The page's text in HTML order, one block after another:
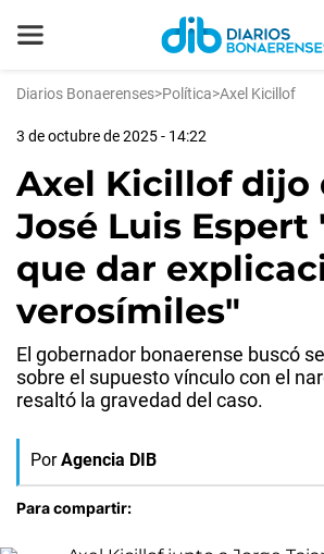
Diarios Bonaerenses>Política>Axel Kicillof
3 de octubre de 2025 - 14:22
Axel Kicillof dijo
José Luis
que dar
verosímiles"
El gobernador bonaerense buscó
sobre el supuesto vínculo con el
resaltó la gravedad del caso.
Por Agencia DIB
Para compartir: